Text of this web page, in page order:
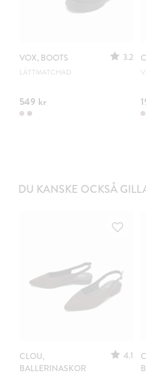
VOX, BOOTS 3.2
LÄTTMATCHAD
549 kr
DU KANSKE OCKSÅ
CLOU,
BALLERINASKOR
4.1